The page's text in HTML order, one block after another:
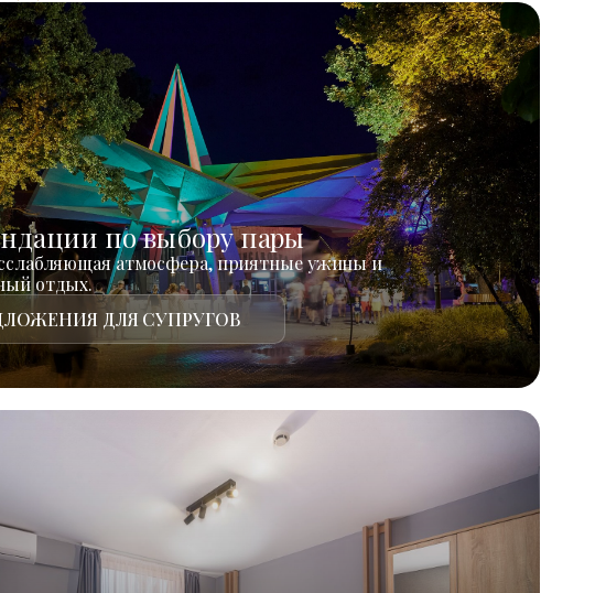
по выбору пары
атмосфера, приятные ужины и
отдых.
ДЛЯ СУПРУГОВ